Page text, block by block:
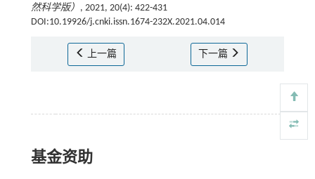
然科学版） , 2021, 20(4): 422-431
DOI:10.19926/j.cnki.issn.1674-232X.2021.04.014
上一篇 下一篇
基金资助